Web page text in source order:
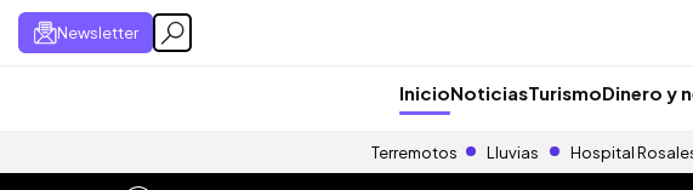
Newsletter
InicioNoticiasTurismoDinero y
Terremotos Lluvias Hospital